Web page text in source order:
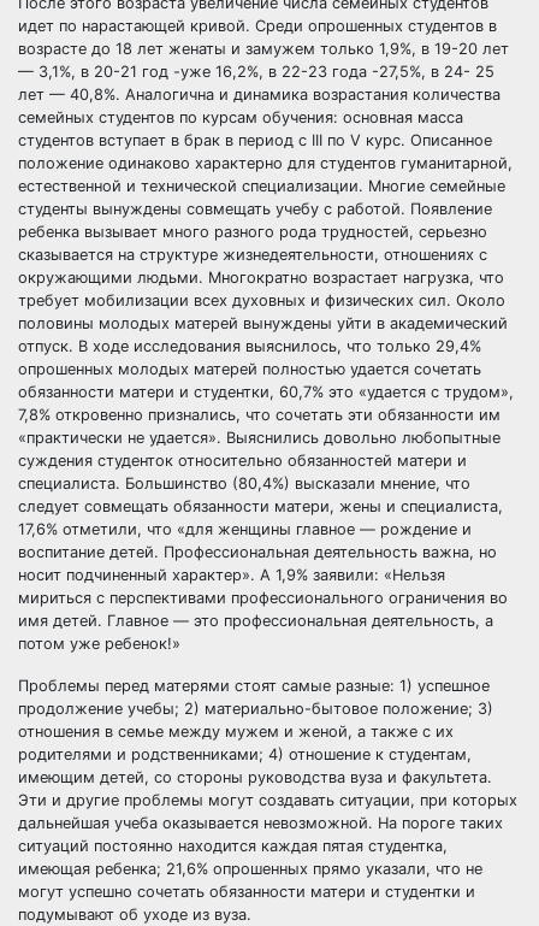
идет по нарастающей кривой. Среди опрошенных студентов в
возрасте до 18 лет женаты и замужем только 1,9%, в 19-20 лет
— 3,1%, в 20-21 год -уже 16,2%, в 22-23 года -27,5%, в 24- 25
лет — 40,8%. Аналогична и динамика возрастания количества
семейных студентов по курсам обучения: основная масса
студентов вступает в брак в период с III по V курс. Описанное
положение одинаково характерно для студентов гуманитарной,
естественной и технической специализации. Многие семейные
студенты вынуждены совмещать учебу с работой. Появление
ребенка вызывает много разного рода трудностей, серьезно
сказывается на структуре жизнедеятельности, отношениях с
окружающими людьми. Многократно возрастает нагрузка, что
требует мобилизации всех духовных и физических сил. Около
половины молодых матерей вынуждены уйти в академический
отпуск. В ходе исследования выяснилось, что только 29,4%
опрошенных молодых матерей полностью удается сочетать
обязанности матери и студентки, 60,7% это «удается с трудом»,
7,8% откровенно признались, что сочетать эти обязанности им
«практически не удается». Выяснились довольно любопытные
суждения студенток относительно обязанностей матери и
специалиста. Большинство (80,4%) высказали мнение, что
следует совмещать обязанности матери, жены и специалиста,
17,6% отметили, что «для женщины главное — рождение и
воспитание детей. Профессиональная деятельность важна, но
носит подчиненный характер». А 1,9% заявили: «Нельзя
мириться с перспективами профессионального ограничения во
имя детей. Главное — это профессиональная деятельность, а
потом уже ребенок!»
Проблемы перед матерями стоят самые разные: 1) успешное
продолжение учебы; 2) материально-бытовое положение; 3)
отношения в семье между мужем и женой, а также с их
родителями и родственниками; 4) отношение к студентам,
имеющим детей, со стороны руководства вуза и факультета.
Эти и другие проблемы могут создавать ситуации, при которых
дальнейшая учеба оказывается невозможной. На пороге таких
ситуаций постоянно находится каждая пятая студентка,
имеющая ребенка; 21,6% опрошенных прямо указали, что не
могут успешно сочетать обязанности матери и студентки и
подумывают об уходе из вуза.